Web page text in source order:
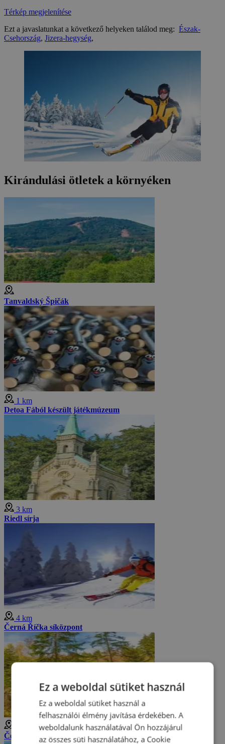
Térkép megjelenítése
Ezt a javaslatunkat a következő helyeken találod meg: Észak-
Csehország, Jizera-hegység,
Kirándulási ötletek a környéken
Tanvaldský Špičák
1 km
Detoa Fából készült játékmúzeum
3 km
Riedl sírja
4 km
Černá Říčka síközpont
Černá Desná vízesései
Ez a weboldal sütiket használ
Ez a weboldal sütiket használ a
felhasználói élmény javítása érdekében. A
weboldalunk használatával Ön hozzájárul
az összes süti használatához, a Cookie